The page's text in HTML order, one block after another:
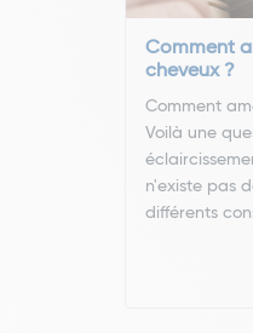
Comment
cheveux ?
Comment
Voilà une
n'existe pas
différents